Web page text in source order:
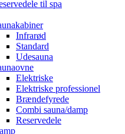
til spa
Infrarød
Standard
Udesauna
Elektriske
Elektriske professionel
Brændefyrede
Combi sauna/damp
Reservedele